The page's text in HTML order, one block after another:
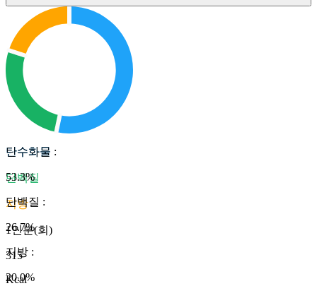
탄수화물
단백질
지방
1인분(회)
315
Kcal
탄수화물 :
53.3%
단백질 :
26.7%
지방 :
20.0%